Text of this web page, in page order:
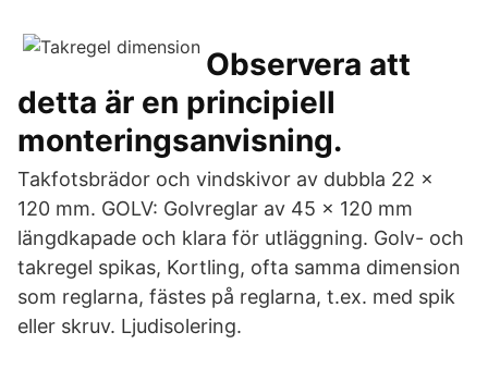
Observera att
detta är en principiell
monteringsanvisning.
Takfotsbrädor och vindskivor av dubbla 22 x
120 mm. GOLV: Golvreglar av 45 x 120 mm
längdkapade och klara för utläggning. Golv- och
takregel spikas, Kortling, ofta samma dimension
som reglarna, fästes på reglarna, t.ex. med spik
eller skruv. Ljudisolering.